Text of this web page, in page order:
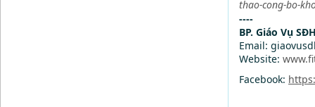
thao-cong-bo-
----
BP. Giáo Vụ
Email:
Website:
Facebook: